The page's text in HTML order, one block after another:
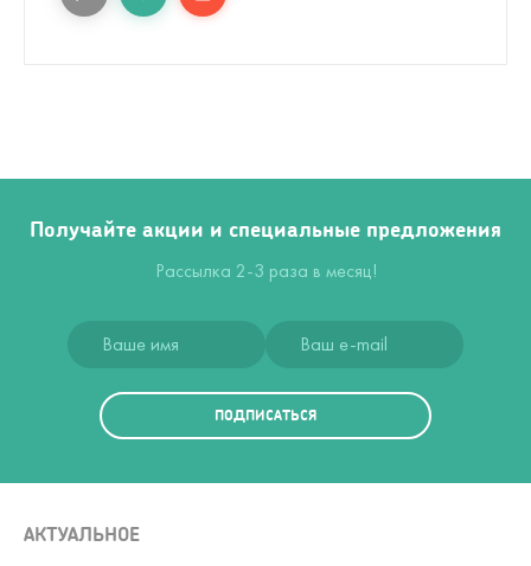
Получайте акции и специальные предложения
Рассылка 2-3 раза в месяц!
ПОДПИСАТЬСЯ
АКТУАЛЬНОЕ